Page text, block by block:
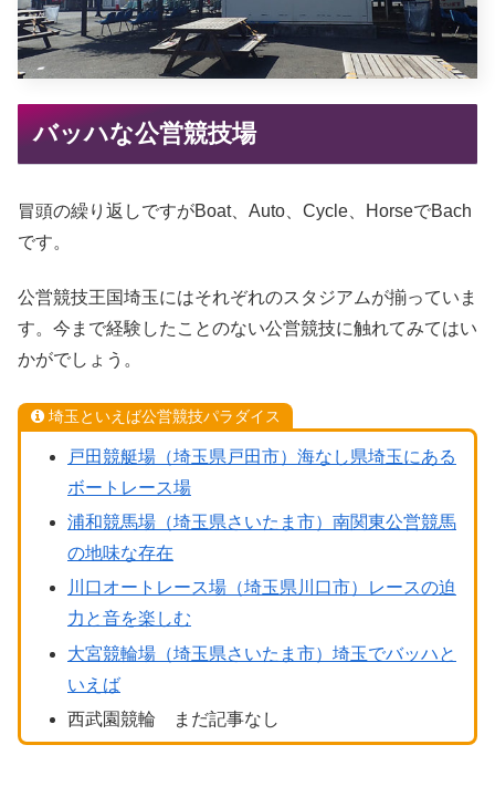
バッハな公営競技場
冒頭の繰り返しですがBoat、Auto、Cycle、HorseでBach
です。
公営競技王国埼玉にはそれぞれのスタジアムが揃っていま
す。今まで経験したことのない公営競技に触れてみてはい
かがでしょう。
埼玉といえば公営競技パラダイス
戸田競艇場（埼玉県戸田市）海なし県埼玉にある
ボートレース場
浦和競馬場（埼玉県さいたま市）南関東公営競馬
の地味な存在
川口オートレース場（埼玉県川口市）レースの迫
力と音を楽しむ
大宮競輪場（埼玉県さいたま市）埼玉でバッハと
いえば
西武園競輪 まだ記事なし